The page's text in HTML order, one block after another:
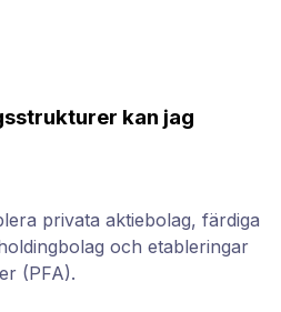
kan jag
privata aktiebolag, färdiga
och etableringar
(PFA).